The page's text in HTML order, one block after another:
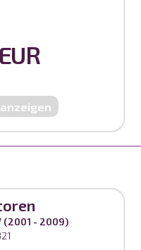
(2001 - 2009)